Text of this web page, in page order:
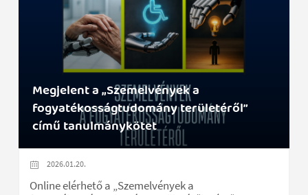
Megjelent a „Szemelvények a
fogyatékosságtudomány területéről”
című tanulmánykötet
2026.01.20.
Online elérhető a „Szemelvények a